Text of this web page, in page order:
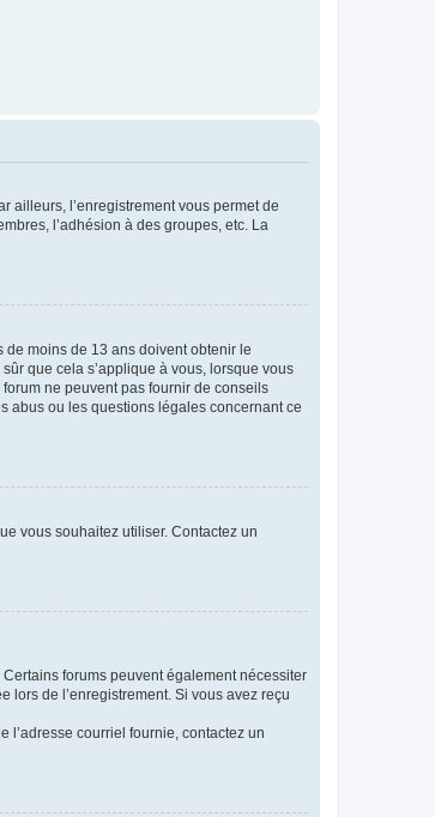
ailleurs, l’enregistrement vous permet de
l’adhésion à des groupes, etc. La
moins de 13 ans doivent obtenir le
que cela s’applique à vous, lorsque vous
ne peuvent pas fournir de conseils
abus ou les questions légales concernant ce
vous souhaitez utiliser. Contactez un
forums peuvent également nécessiter
lors de l’enregistrement. Si vous avez reçu
l’adresse courriel fournie, contactez un